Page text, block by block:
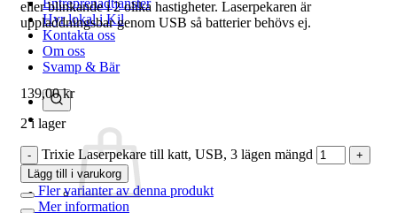
Hyr lokal i Kil
Kontakta oss
Om oss
Svamp & Bär
eller blinkande i 2 olika hastigheter. Laserpekaren är
uppladdningsbar genom USB så batterier behövs ej.
139,00kr
2 i lager
Trixie Laserpekare till katt, USB, 3 lägen mängd
Lägg till i varukorg
Fler varianter av denna produkt
Mer information